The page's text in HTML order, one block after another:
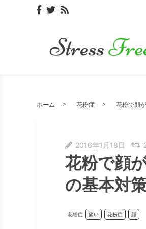
ホーム 花粉症 花粉で顔
2016年1月18日
花粉で顔
の基本対
花粉症 痛い 花粉症 顔